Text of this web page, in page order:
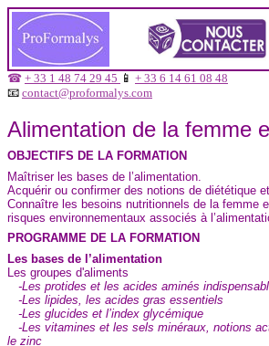
☎ + 33 1 48 74 29 45 📱 + 33 6 14 61 08 48
📧 contact@proformalys.com
Alimentation de la femme
OBJECTIFS DE LA FORMATION
Maîtriser les bases de l’alimentation.
Acquérir ou confirmer des notions de diététique
Connaître les besoins nutritionnels de la femme
risques environnementaux associés à
PROGRAMME DE LA FORMATION
Les bases de l’alimentation
Les groupes d'aliments
-Les protides et les acides aminés
-Les lipides, les acides gras essentiels
-Les glucides et l’index glycémique
-Les vitamines et les sels minéraux, notions
le zinc